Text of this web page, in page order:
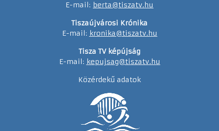
E-mail: berta@tiszatv.hu
Tiszaújvárosi Krónika
E-mail: kronika@tiszatv.hu
Tisza TV képújság
E-mail: kepujsag@tiszatv.hu
Közérdekű adatok